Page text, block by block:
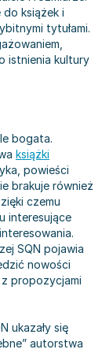
lat
do książek i
tytułami.
istnienia kultury
bogata.
książki
powieści
brakuje również
czemu
interesujące
SQN pojawia
nowości
propozycjami
ukazały się
autorstwa